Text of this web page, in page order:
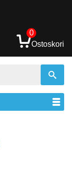
0
Ostoskori